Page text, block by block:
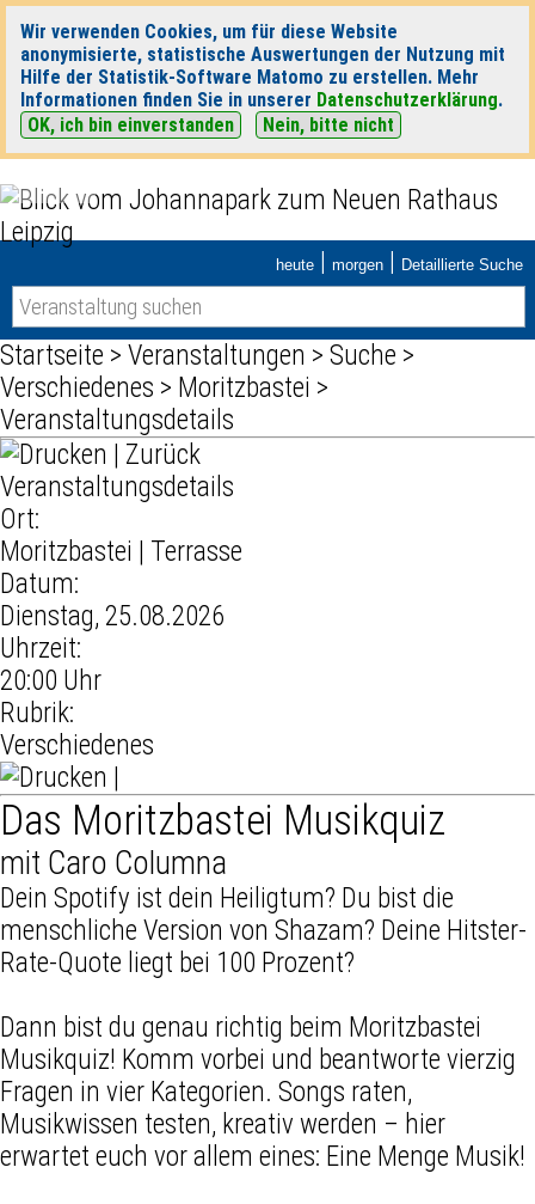
Wir verwenden Cookies, um für diese Website
anonymisierte, statistische Auswertungen der Nutzung mit
Hilfe der Statistik-Software Matomo zu erstellen. Mehr
Informationen finden Sie in unserer Datenschutzerklärung.
OK, ich bin einverstanden
Nein, bitte nicht
heute | morgen | Detaillierte Suche
Startseite > Veranstaltungen > Suche >
Verschiedenes > Moritzbastei >
Veranstaltungsdetails
Zurück
Veranstaltungsdetails
Ort:
Moritzbastei | Terrasse
Datum:
Dienstag, 25.08.2026
Uhrzeit:
20:00 Uhr
Rubrik:
Verschiedenes
Das Moritzbastei Musikquiz
mit Caro Columna
Dein Spotify ist dein Heiligtum? Du bist die
menschliche Version von Shazam? Deine Hitster-
Rate-Quote liegt bei 100 Prozent?
Dann bist du genau richtig beim Moritzbastei
Musikquiz! Komm vorbei und beantworte vierzig
Fragen in vier Kategorien. Songs raten,
Musikwissen testen, kreativ werden – hier
erwartet euch vor allem eines: Eine Menge Musik!